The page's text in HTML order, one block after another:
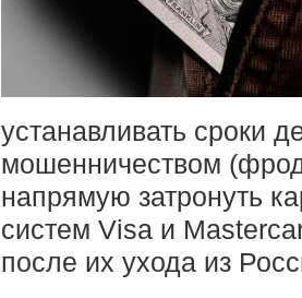
устанавливать сроки
мошенничеством
напрямую затронуть
систем Visa и
после их ухода из